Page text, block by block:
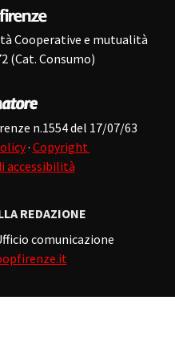
Cooperative e mutualità
(Cat. Consumo)
n.1554 del 17/07/63
· Copyright
accessibilità
REDAZIONE
comunicazione